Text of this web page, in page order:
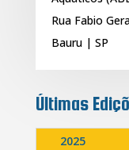
Rua Fabio
Bauru | SP
Últimas
2025